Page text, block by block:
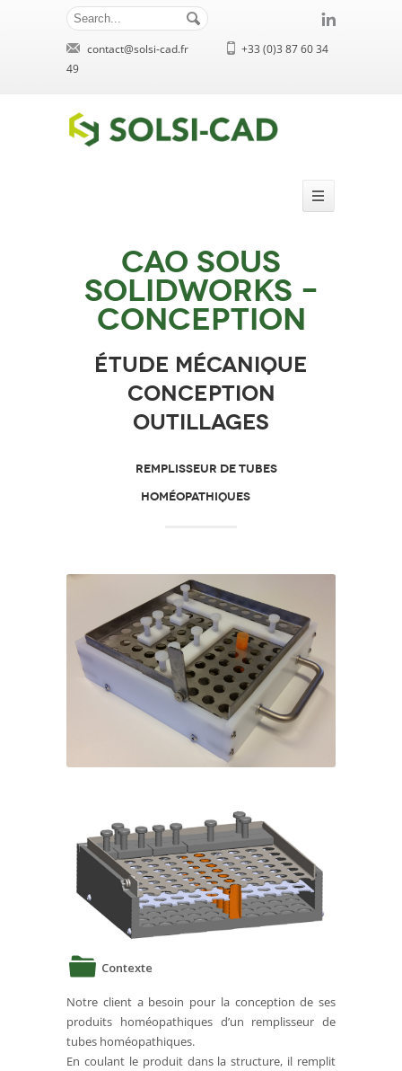
contact@solsi-cad.fr
+33 (0)3 87 60 34
49
CAO sous
Solidworks –
Conception
étude mécanique
conception
outillages
REMPLISSEUR DE TUBES
HOMÉOPATHIQUES
Contexte
Notre client a besoin pour la conception de ses
produits homéopathiques d’un remplisseur de
tubes homéopathiques.
En coulant le produit dans la structure, il remplit